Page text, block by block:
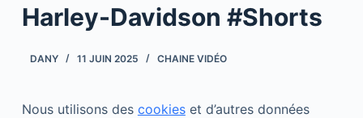
c
o
n
Harley-Davidson #Shorts
DANY 11 JUIN 2025 CHAINE VIDÉO
Nous utilisons des cookieset d’autres données